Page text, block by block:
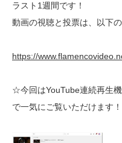
ラスト1週間です！
動画の視聴と投票は、以下
https://
☆今回はYouTube連続再生
で一気にご覧いただけます！